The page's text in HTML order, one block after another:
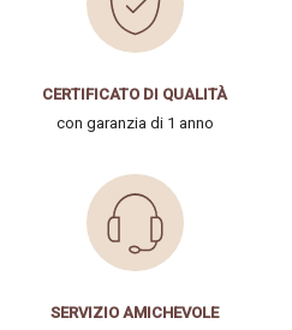
CERTIFICATO DI QUALITÀ
con garanzia di 1 anno
SERVIZIO AMICHEVOLE